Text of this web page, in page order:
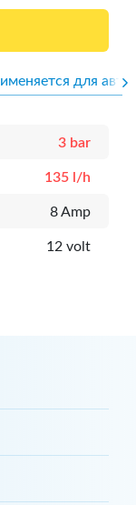
для авто
3 bar
135 l/h
8 Amp
12 volt